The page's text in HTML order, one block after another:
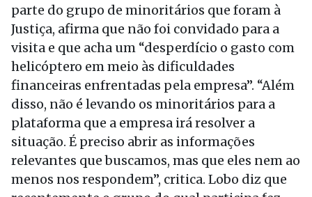
parte do grupo de minoritários que foram à
Justiça, afirma que não foi convidado para a
visita e que acha um “desperdício o gasto com
helicóptero em meio às dificuldades
financeiras enfrentadas pela empresa”. “Além
disso, não é levando os minoritários para a
plataforma que a empresa irá resolver a
situação. É preciso abrir as informações
relevantes que buscamos, mas que eles nem ao
menos nos respondem”, critica. Lobo diz que